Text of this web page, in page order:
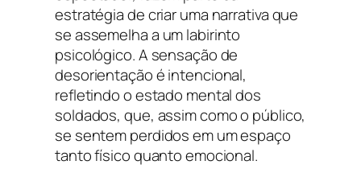
estratégia de criar uma narrativa que
se assemelha a um labirinto
psicológico. A sensação de
desorientação é intencional,
refletindo o estado mental dos
soldados, que, assim como o público,
se sentem perdidos em um espaço
tanto físico quanto emocional.